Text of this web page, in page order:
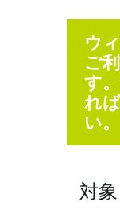
ウ
ご
す
れ
い。
対